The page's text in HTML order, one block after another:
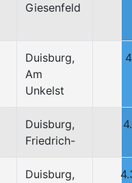
Giesenfeld
Duisburg,
Am
Unkelst
Duisburg,
Friedrich-
Duisburg,